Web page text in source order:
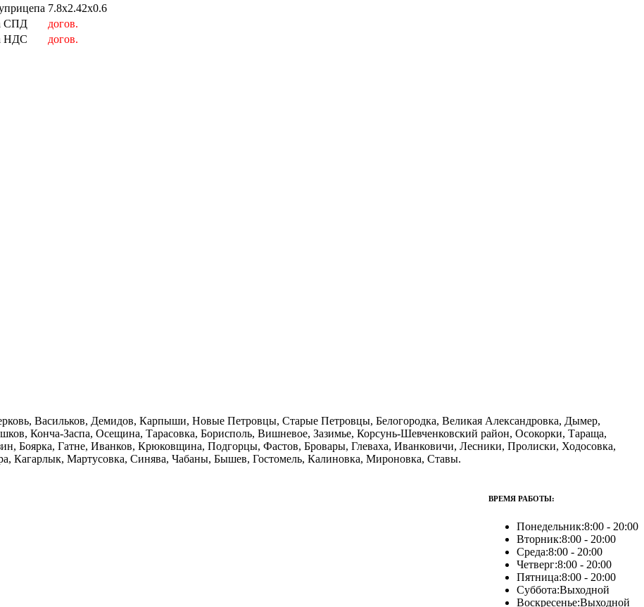
7.8x2.42x0.6
СПД
догов.
НДС
догов.
Васильков, Демидов, Карпыши, Новые Петровцы, Старые Петровцы, Белогородка, Великая Александровка, Дымер,
Конча-Заспа, Осещина, Тарасовка, Борисполь, Вишневое, Зазимье, Корсунь-Шевченковский район, Осокорки, Тараща,
Боярка, Гатне, Иванков, Крюковщина, Подгорцы, Фастов, Бровары, Глеваха, Иванковичи, Лесники, Пролиски, Ходосовка,
Кагарлык, Мартусовка, Синява, Чабаны, Бышев, Гостомель, Калиновка, Мироновка, Ставы.
ВРЕМЯ РАБОТЫ:
Понедельник:8:00 - 20:00
Вторник:8:00 - 20:00
Среда:8:00 - 20:00
Четверг:8:00 - 20:00
Пятница:8:00 - 20:00
Суббота:Выходной
Воскресенье:Выходной